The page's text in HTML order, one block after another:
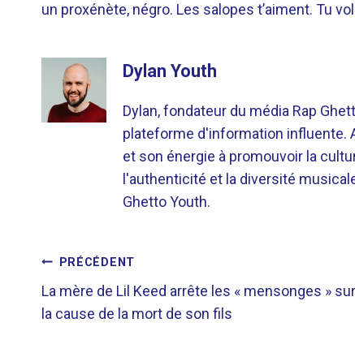
un proxénète, négro. Les salopes t’aiment. Tu
Dylan Youth
Dylan, fondateur du média Rap
plateforme d'information influente.
et son énergie à promouvoir la
l'authenticité et la diversité
Ghetto Youth.
NAVIGATION
DE
PRÉCÉDENT
La mère de Lil Keed arrête les « mensonges » sur
la cause de la mort de son fils